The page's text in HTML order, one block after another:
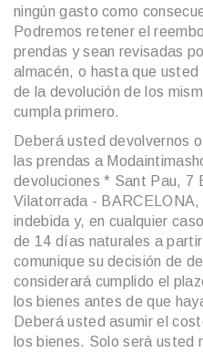
ningún gasto como
Podremos retener el
prendas y sean revisadas
almacén, o hasta que
de la devolución de los
cumpla primero.
Deberá usted devolvernos
las prendas a
devoluciones * Sant Pau, 7
Vilatorrada - BARCELONA,
indebida y, en cualquier
de 14 días naturales a
comunique su decisión de
considerará cumplido el
los bienes antes de que
Deberá usted asumir el
los bienes. Solo será usted